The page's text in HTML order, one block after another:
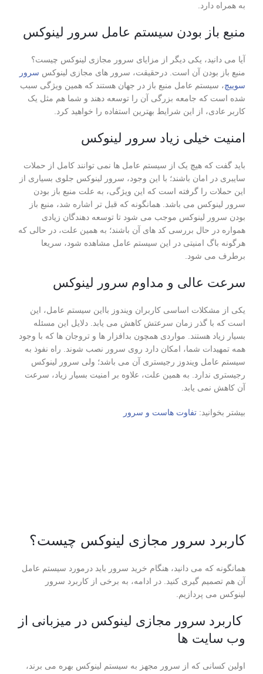
به همراه دارد.
منبع ‌باز ‌بودن سیستم ‌عامل سرور لینوکس
آیا می دانید، یکی دیگر از مزایای سرور مجازی لینوکس چیست؟
منبع ‌باز ‌بودن آن است. درحقیقت، سرور های مجازی لینوکس سرور
سوییچ، سیستم ‌عامل منبع ‌باز در جهان هستند که همین ویژگی سبب
شده است که جامعه بزرگی آن را توسعه دهند و شما هم مثل یک
کاربر عادی، از این شرایط بهترین استفاده را خواهید کرد.
امنیت خیلی زیاد سرور لینوکس
باید گفت که هیچ یک از سیستم‌ عامل ها نمی توانند کامل از حملات
سایبری در امان باشند؛ با این وجود، سرور لینوکس جلوی بسیاری از
این حملات را گرفته است که این ویژگی، به علت منبع‌ باز ‌بودن
سرور لینوکس می باشد. همانگونه که قبل تر اشاره شد، منبع ‌باز
‌بودن سرور لینوکس موجب می ‌شود تا توسعه ‌دهندگان زیادی
همواره در حال بررسی کد های آن باشند؛ به‌ همین علت، در حالی ‌که
هر‌گونه باگ امنیتی در این سیستم ‌عامل مشاهده شود، سریعا
برطرف می شود.
سرعت عالی و مداوم سرور لینوکس
یکی از مشکلات اساسی کاربران ویندوز بااین سیستم ‌عامل، این
است که با گذر زمان سرعتش کاهش می یابد. دلایل این مسئله
بسیار زیاد هستند. مواردی همچون بدافزار ها و تروجان‌ ها که با وجود
همه تمهیدات شما، امکان دارد روی سرور نصب شوند. راه نفوذ به
سیستم ‌عامل ویندوز رجیستری آن می باشد؛ ولی سرور لینوکس
رجیستری ندارد. به ‌همین علت، علاوه ‌بر امنیت بسیار زیاد، سرعت
آن کاهش نمی یابد.
بیشتر بخوانید: تفاوت هاست و سرور
کاربرد سرور مجازی لینوکس چیست؟
همانگونه که می ‌دانید، هنگام خرید سرور باید درمورد سیستم ‌عامل
آن هم تصمیم گیری کنید. در ‌ادامه، به برخی از کاربرد سرور
لینوکس می پردازیم.
کاربرد سرور مجازی لینوکس در میزبانی از
وب ‌سایت ‌ها
اولین کسانی که از سرور مجهز به سیستم لینوکس بهره می برند،